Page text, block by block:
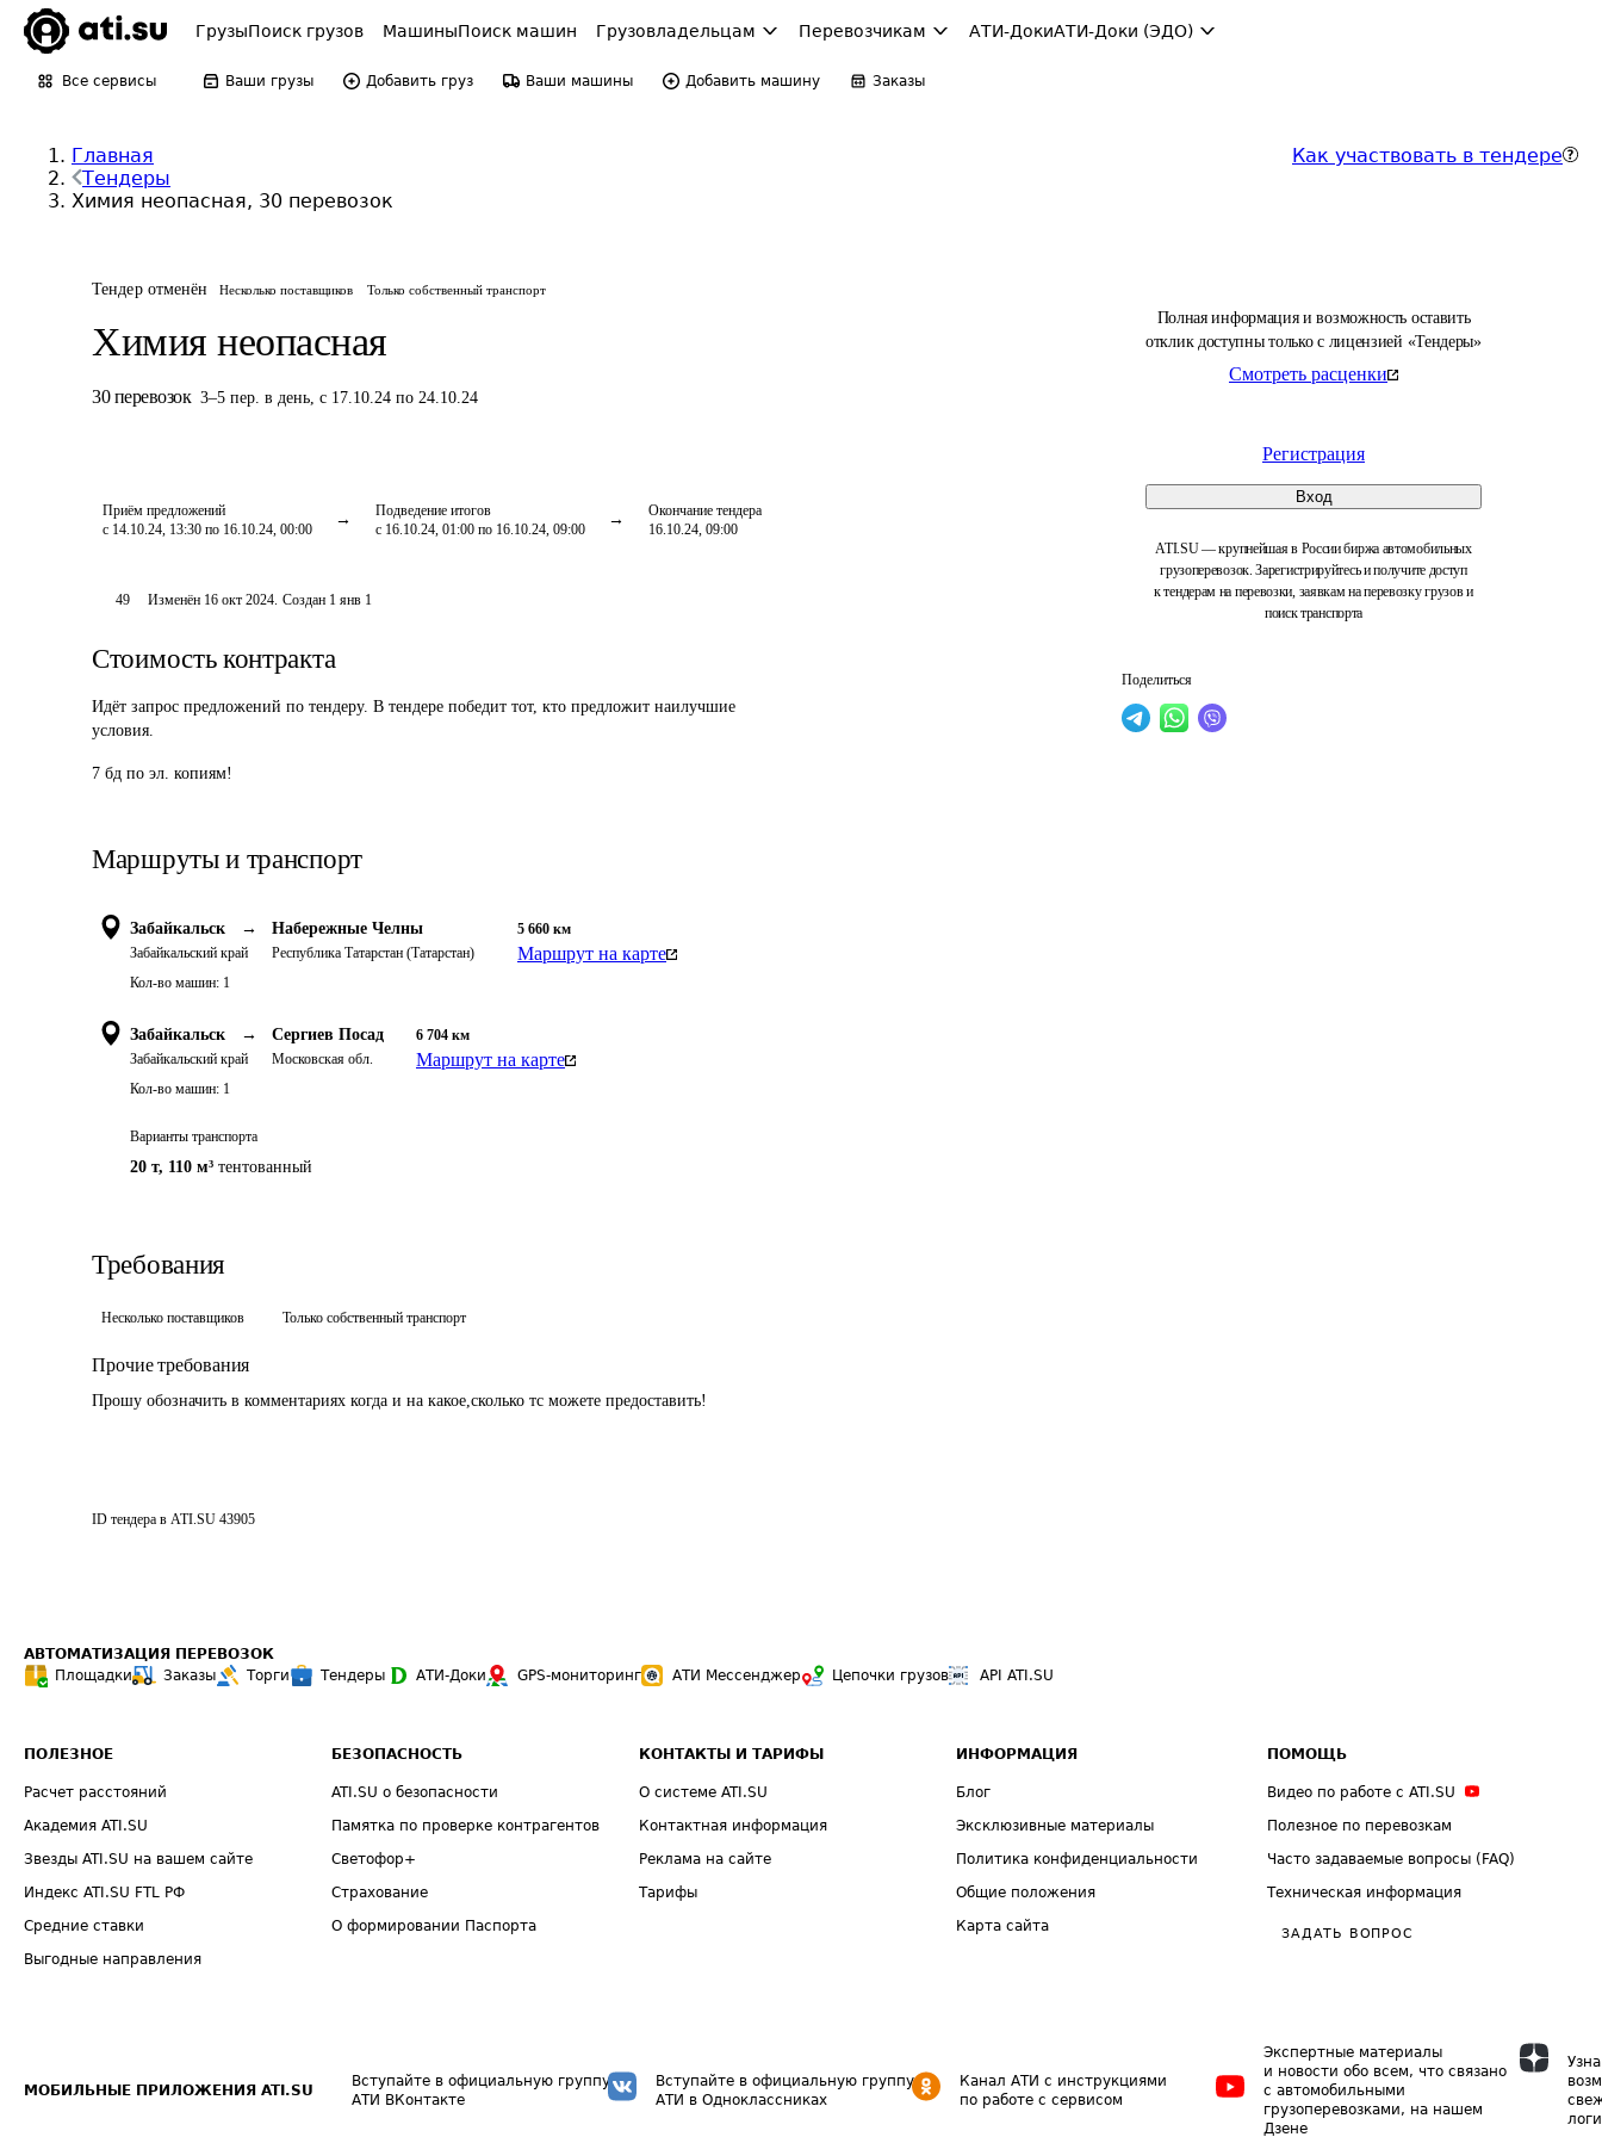
ГрузыПоиск грузов МашиныПоиск машин Грузовладельцам Перевозчикам АТИ-ДокиАТИ-Доки (ЭДО)
Все сервисы Ваши грузы Добавить груз Ваши машины Добавить машину Заказы
Главная
Тендеры
Химия неопасная, 30 перевозок
Как участвовать в тендере
Тендер отменён Несколько поставщиков Только собственный транспорт
Химия неопасная
30 перевозок 3–5 пер. в день, с 17.10.24 по 24.10.24
Приём предложений
с 14.10.24, 13:30 по 16.10.24, 00:00
Подведение итогов
с 16.10.24, 01:00 по 16.10.24, 09:00
Окончание тендера
16.10.24, 09:00
Полная информация и возможность оставить
отклик доступны только с лицензией «Тендеры»
Смотреть расценки
Регистрация
Вход
ATI.SU — крупнейшая в России биржа автомобильных
грузоперевозок. Зарегистрируйтесь и получите доступ
к тендерам на перевозки, заявкам на перевозку грузов и
поиск транспорта
Поделиться
49 Изменён 16 окт 2024. Создан 1 янв 1
Стоимость контракта
Идёт запрос предложений по тендеру. В тендере победит тот, кто предложит наилучшие
условия.
7 бд по эл. копиям!
Маршруты и транспорт
Забайкальск →
Забайкальский край
Набережные Челны
Республика Татарстан (Татарстан)
5 660 км
Маршрут на карте
Кол-во машин: 1
Забайкальск →
Забайкальский край
Сергиев Посад
Московская обл.
6 704 км
Маршрут на карте
Кол-во машин: 1
Варианты транспорта
20 т, 110 м³ тентованный
Требования
Несколько поставщиков Только собственный транспорт
Прочие требования
Прошу обозначить в комментариях когда и на какое,сколько тс можете предоставить!
ID тендера в ATI.SU 43905
АВТОМАТИЗАЦИЯ ПЕРЕВОЗОК
Площадки
Заказы Торги Тендеры АТИ-Доки GPS-мониторинг АТИ Мессенджер Цепочки грузов API ATI.SU
ПОЛЕЗНОЕ
Расчет расстояний
Академия ATI.SU
Звезды ATI.SU на вашем сайте
Индекс ATI.SU FTL РФ
Средние ставки
Выгодные направления
БЕЗОПАСНОСТЬ
ATI.SU о безопасности
Памятка по проверке контрагентов
Светофор+
Страхование
О формировании Паспорта
КОНТАКТЫ И ТАРИФЫ
О системе ATI.SU
Контактная информация
Реклама на сайте
Тарифы
ИНФОРМАЦИЯ
Блог
Эксклюзивные материалы
Политика конфиденциальности
Общие положения
Карта сайта
ПОМОЩЬ
Видео по работе с ATI.SU
Полезное по перевозкам
Часто задаваемые вопросы (FAQ)
Техническая информация
ЗАДАТЬ ВОПРОС
МОБИЛЬНЫЕ ПРИЛОЖЕНИЯ ATI.SU
Вступайте в официальную группу
АТИ ВКонтакте
Вступайте в официальную группу
АТИ в Одноклассниках
Канал АТИ с инструкциями
по работе с сервисом
Экспертные материалы
и новости обо всем, что связано
с автомобильными
грузоперевозками, на нашем
Дзене